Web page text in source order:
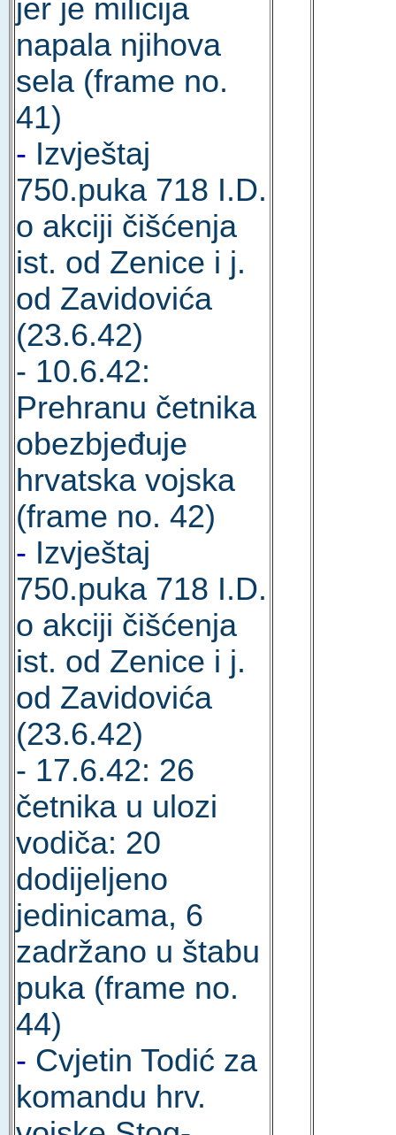
jer je milicija
napala njihova
sela (frame no.
41)
- Izvještaj
750.puka 718 I.D.
o akciji čišćenja
ist. od Zenice i j.
od Zavidovića
(23.6.42)
- 10.6.42:
Prehranu četnika
obezbjeđuje
hrvatska vojska
(frame no. 42)
- Izvještaj
750.puka 718 I.D.
o akciji čišćenja
ist. od Zenice i j.
od Zavidovića
(23.6.42)
- 17.6.42: 26
četnika u ulozi
vodiča: 20
dodijeljeno
jedinicama, 6
zadržano u štabu
puka (frame no.
44)
- Cvjetin Todić za
komandu hrv.